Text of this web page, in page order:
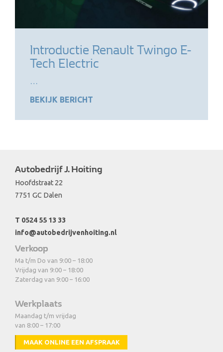
Introductie Renault Twingo E-
Tech Electric
…
BEKIJK BERICHT
Autobedrijf J. Hoiting
Hoofdstraat 22
7751 GC Dalen
T 0524 55 13 33
info@autobedrijvenhoiting.nl
Verkoop
Ma t/m Do van 9:00 – 18:00
Vrijdag van 9:00 – 18:00
Zaterdag van 9:00 – 16:00
Werkplaats
Maandag t/m vrijdag
van 8:00 – 17:00
MAAK ONLINE EEN AFSPRAAK